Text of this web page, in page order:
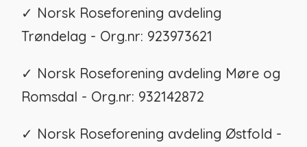
✓ Norsk Roseforening avdeling
Trøndelag - Org.nr: 923973621
✓ Norsk Roseforening avdeling Møre og
Romsdal - Org.nr: 932142872
✓ Norsk Roseforening avdeling Østfold -